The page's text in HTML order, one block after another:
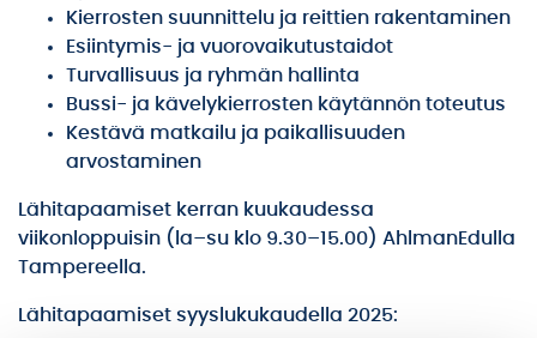
Kierrosten suunnittelu ja reittien rakentaminen
Esiintymis- ja vuorovaikutustaidot
Turvallisuus ja ryhmän hallinta
Bussi- ja kävelykierrosten käytännön toteutus
Kestävä matkailu ja paikallisuuden
arvostaminen
Lähitapaamiset kerran kuukaudessa
viikonloppuisin (la–su klo 9.30–15.00) AhlmanEdulla
Tampereella.
Lähitapaamiset syyslukukaudella 2025: